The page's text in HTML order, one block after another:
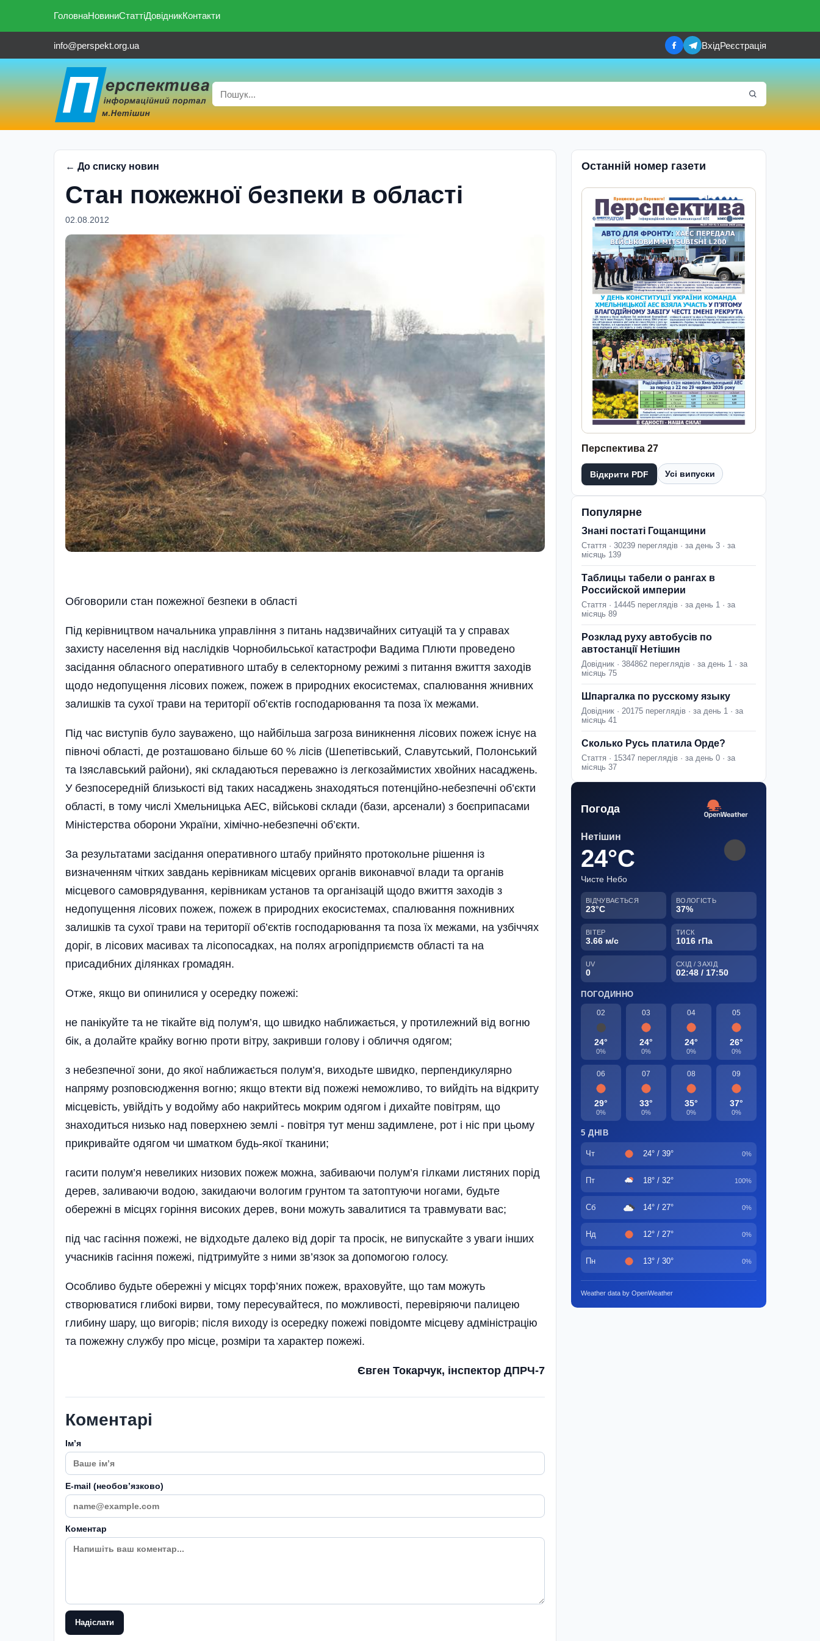
ГоловнаНовиниСтаттіДовідникКонтакти
info@perspekt.org.ua ВхідРеєстрація
← До списку новин
Стан пожежної безпеки в області
02.08.2012
Обговорили стан пожежної безпеки в області
Під керівництвом начальника управління з питань надзвичайних ситуацій та у справах
захисту населення від наслідків Чорнобильської катастрофи Вадима Плюти проведено
засідання обласного оперативного штабу в селекторному режимі з питання вжиття заходів
щодо недопущення лісових пожеж, пожеж в природних екосистемах, спалювання жнивних
залишків та сухої трави на території об’єктів господарювання та поза їх межами.
Під час виступів було зауважено, що найбільша загроза виникнення лісових пожеж­ існує на
півночі області, де розташовано більше 60 % лісів (Шепетівський, Славутський, Полонський
та Ізяславський райони), які складаються переважно із легкозаймистих хвойних насаджень.
У безпосередній близькості від таких насаджень знаходяться потенційно-небезпечні об’єк­ти
області, в тому числі Хмельницька АЕС, військові склади (бази, арсенали) з боєприпасами
Міністерства оборони України, хімічно-небезпечні об’єкти.
За результатами засідання оперативного штабу прийнято протокольне рішення із
визначенням чітких завдань керівникам місцевих органів виконавчої влади та органів
місцевого самоврядування, керівникам установ та органі­зацій щодо вжиття заходів з
недопущення лісових пожеж, пожеж в природних екосистемах, спалювання пожнивних
залишків та сухої трави на території об’єктів господарювання та поза їх межами, на узбіччях
доріг, в лісових масивах та лісопосадках, на полях агропідприємств області та на
присадибних ділянках громадян.
Отже, якщо ви опинилися у осередку пожежі:
не панікуйте та не тікайте від полум’я, що швидко наближається, у протилежний від вогню
бік, а долайте крайку вогню проти вітру, закривши голову і обличчя одягом;
з небезпечної зони, до якої наближається полум’я, виходьте швидко, перпендикулярно
напряму розповсюдження вогню; якщо втекти від пожежі неможливо, то вийдіть на відкриту
місцевість, увійдіть у водойму або накрийтесь мокрим одягом і дихайте повітрям, що
знаходиться низько над поверхнею землі - повітря тут менш задимлене, рот і ніс при цьому
прикривайте одягом чи шматком будь-якої тканини;
гасити полум’я невеликих низових пожеж можна, забиваючи полум’я гілками листяних порід
дерев, заливаючи водою, закидаючи вологим грунтом та затоптуючи ногами, будьте
обережні в місцях горіння високих дерев, вони можуть завалитися та травмувати вас;
під час гасіння пожежі, не відходьте далеко від доріг та просік, не випускайте з уваги інших
учасників гасіння пожежі, підтримуйте з ними зв’язок за допомогою голосу.
Особливо будьте обережні у місцях торф’яних пожеж, враховуйте, що там можуть
створюватися глибокі вирви, тому пересувайтеся, по можливості, перевіряючи палицею
глибину шару, що вигорів; після виходу із осередку пожежі повідомте місцеву адміністрацію
та пожежну службу про місце, розміри та характер пожежі.
Євген Токарчук, інспектор ДПРЧ-7
Коментарі
Імʼя
E-mail (необовʼязково)
Коментар
Надіслати
Останній номер газети
Перспектива 27
Відкрити PDF Усі випуски
Популярне
Знані постаті Гощанщини
Стаття · 30239 переглядів · за день 3 · за
місяць 139
Таблицы табели о рангах в
Российской империи
Стаття · 14445 переглядів · за день 1 · за
місяць 89
Розклад руху автобусів по
автостанції Нетішин
Довідник · 384862 переглядів · за день 1 · за
місяць 75
Шпаргалка по русскому языку
Довідник · 20175 переглядів · за день 1 · за
місяць 41
Сколько Русь платила Орде?
Стаття · 15347 переглядів · за день 0 · за
місяць 37
Погода
Нетішин
24°C
Чисте Небо
ВІДЧУВАЄТЬСЯ
23°C
ВОЛОГІСТЬ
37%
ВІТЕР
3.66 м/с
ТИСК
1016 гПа
UV
0
СХІД / ЗАХІД
02:48 / 17:50
ПОГОДИННО
02
24°
0%
03
24°
0%
04
24°
0%
05
26°
0%
06
29°
0%
07
33°
0%
08
35°
0%
09
37°
0%
5 ДНІВ
Чт 24° / 39° 0%
Пт 18° / 32° 100%
Сб 14° / 27° 0%
Нд 12° / 27° 0%
Пн 13° / 30° 0%
Weather data by OpenWeather